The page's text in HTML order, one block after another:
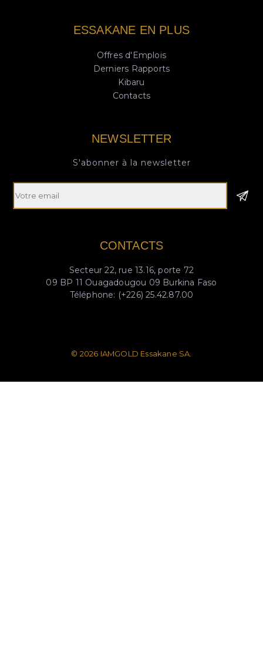
ESSAKANE EN PLUS
Offres d'Emplois
Derniers Rapports
Kibaru
Contacts
NEWSLETTER
S'abonner à la newsletter
CONTACTS
Secteur 22, rue 13.16, porte 72
09 BP 11 Ouagadougou 09 Burkina Faso
Téléphone: (+226) 25.42.87.00
© 2026 IAMGOLD Essakane SA.